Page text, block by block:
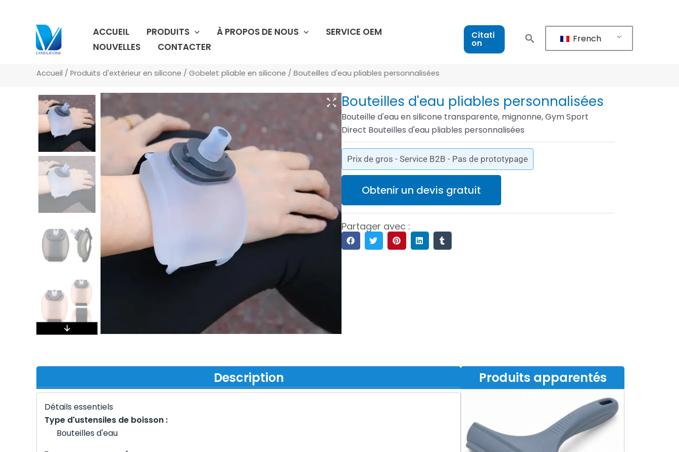
ACCUEIL PRODUITS À PROPOS DE NOUS
SERVICE OEM
NOUVELLES
CONTACTER
Citati
on French
Accueil / Produits d'extérieur en silicone / Gobelet pliable en silicone / Bouteilles d'eau pliables personnalisées
Bouteilles d'eau pliables personnalisées
Bouteille d'eau en silicone transparente, mignonne, Gym Sport
Direct Bouteilles d'eau pliables personnalisées
Prix de gros - Service B2B - Pas de prototypage
Obtenir un devis gratuit
Partager avec :
Description
Détails essentiels
Type d'ustensiles de boisson :
Bouteilles d'eau
Produits apparentés